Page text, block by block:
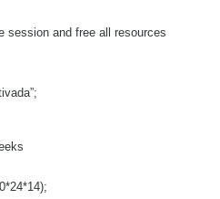
session and free all resources